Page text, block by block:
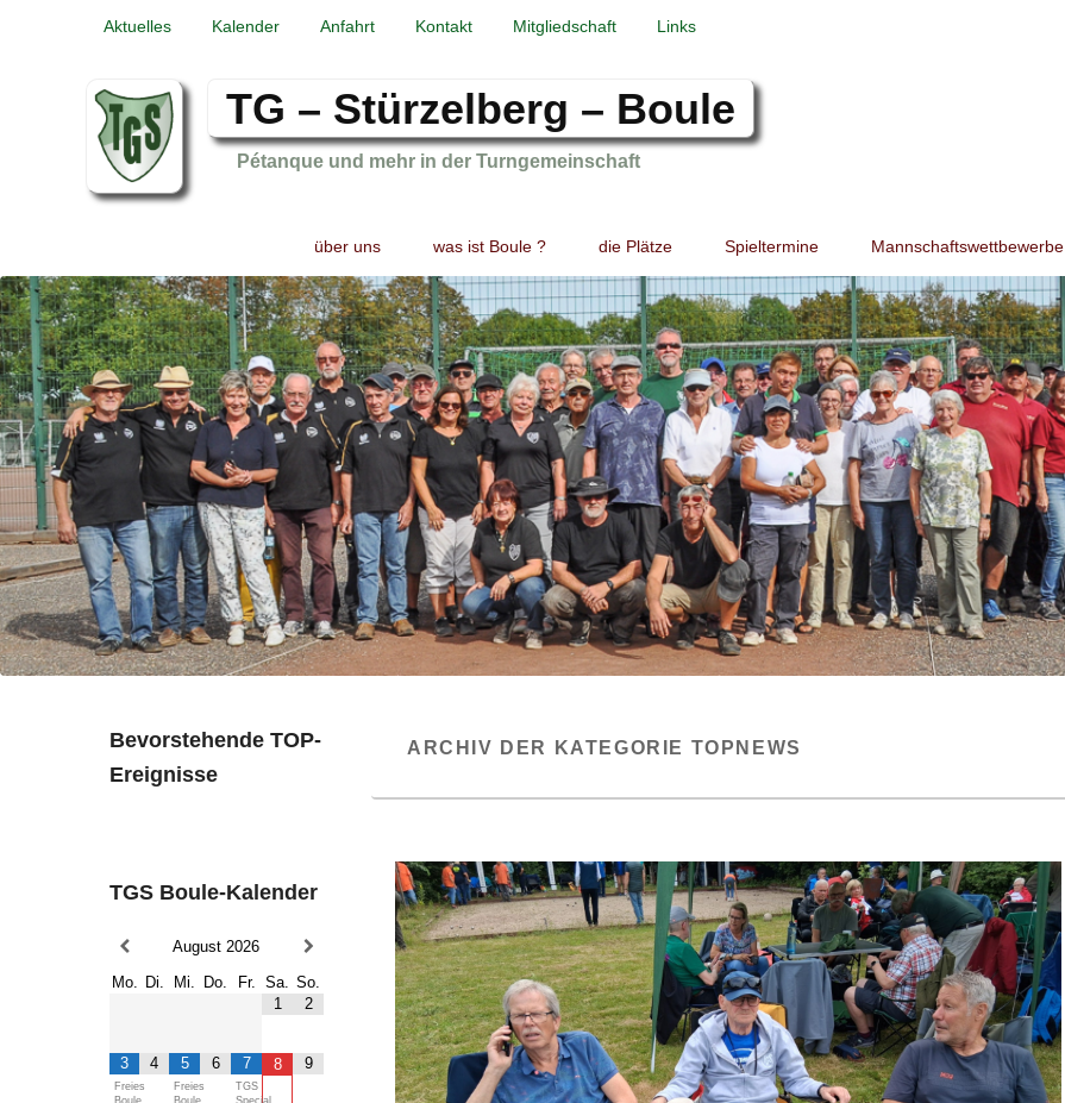
Aktuelles Kalender Anfahrt Kontakt Mitgliedschaft Links
TG – Stürzelberg – Boule
Pétanque und mehr in der Turngemeinschaft
primary
content
secondary
content
über uns was ist Boule ? die Plätze Spieltermine Mannschaftswettbewerbe
ARCHIV DER KATEGORIE TOPNEWS
Bevorstehende TOP-
Ereignisse
TGS Boule-Kalender
August 2026
Mo. Di. Mi. Do. Fr. Sa. So.
1
2
3
Freies
Boule
4 5
Freies
Boule
6 7
TGS
Special
8 9